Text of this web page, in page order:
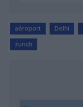
aéroport Delhi
zurich